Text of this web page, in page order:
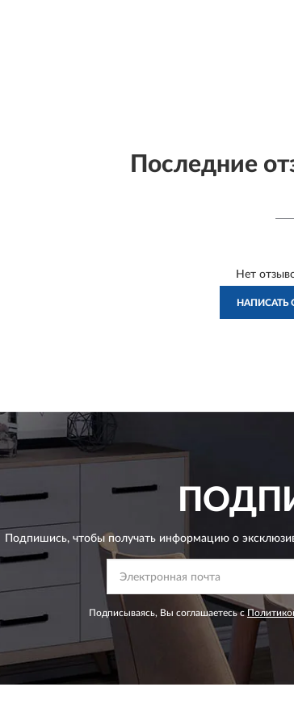
Последние
Нет
НАПИСАТЬ
Подпишись, чтобы получать информацию о
Подписываясь, Вы соглашаетесь с